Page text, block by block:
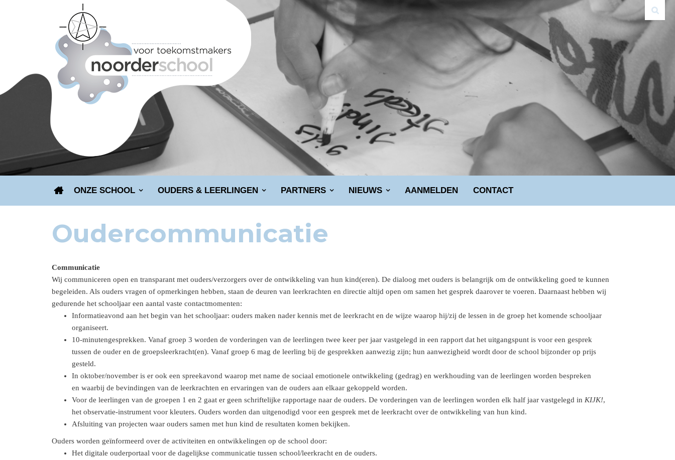
ONZE SCHOOL OUDERS & LEERLINGEN PARTNERS NIEUWS AANMELDEN CONTACT
Oudercommunicatie
Communicatie
Wij communiceren open en transparant met ouders/verzorgers over de ontwikkeling van hun kind(eren). De dialoog met ouders is belangrijk om de ontwikkeling goed te kunnen
begeleiden. Als ouders vragen of opmerkingen hebben, staan de deuren van leerkrachten en directie altijd open om samen het gesprek daarover te voeren. Daarnaast hebben wij
gedurende het schooljaar een aantal vaste contactmomenten:
Informatieavond aan het begin van het schooljaar: ouders maken nader kennis met de leerkracht en de wijze waarop hij/zij de lessen in de groep het komende schooljaar
organiseert.
10-minutengesprekken. Vanaf groep 3 worden de vorderingen van de leerlingen twee keer per jaar vastgelegd in een rapport dat het uitgangspunt is voor een gesprek
tussen de ouder en de groepsleerkracht(en). Vanaf groep 6 mag de leerling bij de gesprekken aanwezig zijn; hun aanwezigheid wordt door de school bijzonder op prijs
gesteld.
In oktober/november is er ook een spreekavond waarop met name de sociaal emotionele ontwikkeling (gedrag) en werkhouding van de leerlingen worden bespreken
en waarbij de bevindingen van de leerkrachten en ervaringen van de ouders aan elkaar gekoppeld worden.
Voor de leerlingen van de groepen 1 en 2 gaat er geen schriftelijke rapportage naar de ouders. De vorderingen van de leerlingen worden elk half jaar vastgelegd in KIJK!,
het observatie-instrument voor kleuters. Ouders worden dan uitgenodigd voor een gesprek met de leerkracht over de ontwikkeling van hun kind.
Afsluiting van projecten waar ouders samen met hun kind de resultaten komen bekijken.
Ouders worden geïnformeerd over de activiteiten en ontwikkelingen op de school door:
Het digitale ouderportaal voor de dagelijkse communicatie tussen school/leerkracht en de ouders.